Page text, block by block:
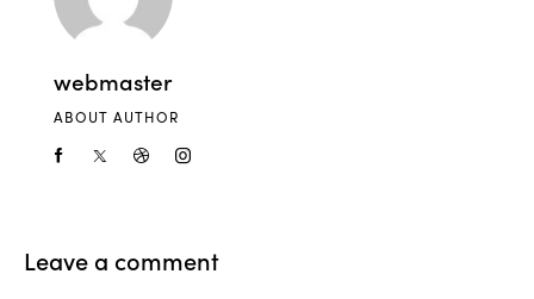
webmaster
ABOUT AUTHOR
Leave a comment